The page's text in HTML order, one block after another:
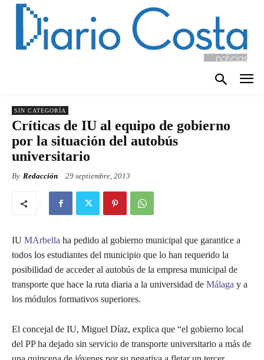
SIN CATEGORÍA
Críticas de IU al equipo de gobierno
por la situación del autobús
universitario
By Redacción 29 septiembre, 2013
IU MArbella ha pedido al gobierno municipal que garantice a
todos los estudiantes del municipio que lo han requerido la
posibilidad de acceder al autobús de la empresa municipal de
transporte que hace la ruta diaria a la universidad de Málaga y a
los módulos formativos superiores.
El concejal de IU, Miguel Díaz, explica que “el gobierno local
del PP ha dejado sin servicio de transporte universitario a más de